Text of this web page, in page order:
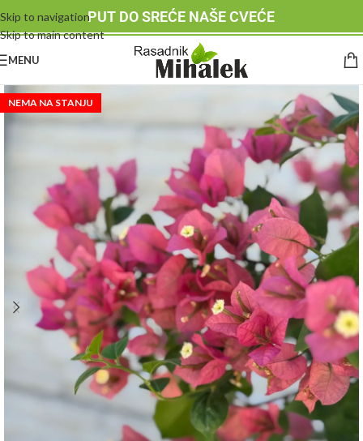
Skip to navigation
Skip to main content
PUT DO SREĆE NAŠE CVEĆE
MENU
NEMA NA STANJU